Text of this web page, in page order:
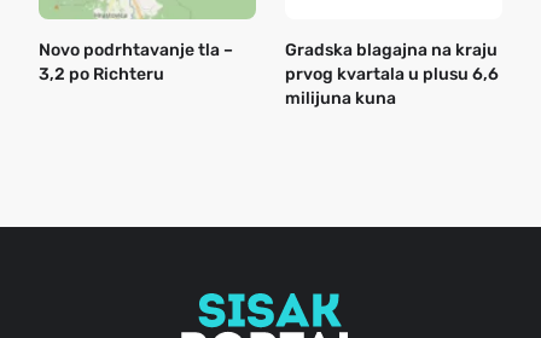
Novo podrhtavanje tla –
3,2 po Richteru
Gradska blagajna na kraju
prvog kvartala u plusu 6,6
milijuna kuna